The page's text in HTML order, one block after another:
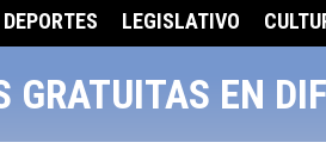
DEPORTES LEGISLATIVO
GRATUITAS EN